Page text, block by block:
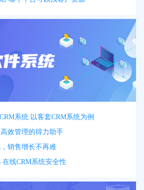
系统:以客套CRM系统为例
效管理的得力助手
销售增长不再难
线CRM系统安全性